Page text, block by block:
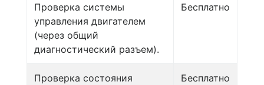
Проверка системы
управления двигателем
(через общий
диагностический разъем).
Бесплатно
Проверка состояния
Бесплатно